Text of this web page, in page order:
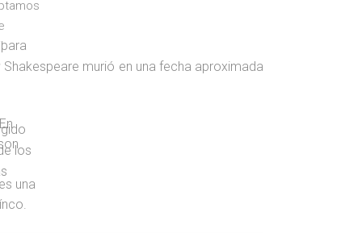
Shakespeare murió en una fecha aproximada
los
una